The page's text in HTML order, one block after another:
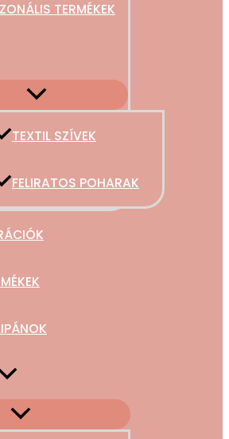
TERMÉKEK
TEXTIL SZÍVEK
FELIRATOS POHARAK